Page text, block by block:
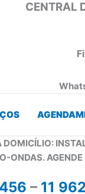
CENTRAL
ONDAS.
– 11